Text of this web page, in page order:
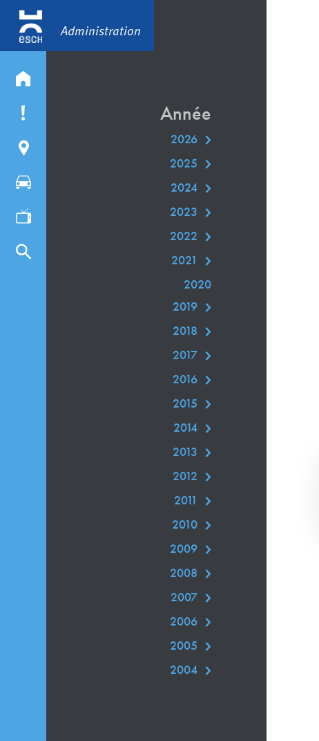
Administration
Année
2026
2025
2024
2023
2022
2021
2020
2019
2018
2017
2016
2015
2014
2013
2012
2011
2010
2009
2008
2007
2006
2005
2004